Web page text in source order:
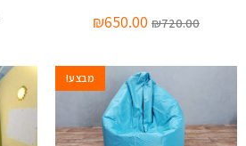
₪720.00
₪650.00
מבצע!